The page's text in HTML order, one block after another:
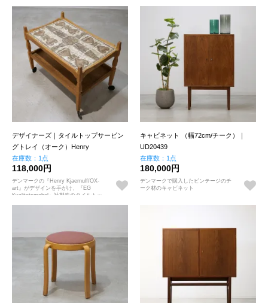
デザイナーズ｜タイルトップサービン
グトレイ（オーク）Henry
Kjaernulf&OX-art｜UD19305
在庫数：1点
118,000円
デンマークの『Henry Kjaernulf/OX-
art』がデザインを手がけ、『EG
Kvalitetsmobel』社製造のタイルトッ
キャビネット （幅72cm/チーク）｜
UD20439
在庫数：1点
180,000円
デンマークで購入したビンテージのチ
ーク材のキャビネット